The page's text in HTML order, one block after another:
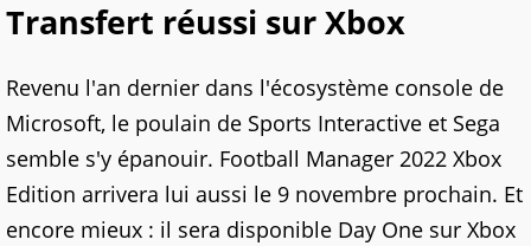
Transfert réussi sur Xbox
Revenu l'an dernier dans l'écosystème console de
Microsoft, le poulain de Sports Interactive et Sega
semble s'y épanouir. Football Manager 2022 Xbox
Edition arrivera lui aussi le 9 novembre prochain. Et
encore mieux : il sera disponible Day One sur Xbox